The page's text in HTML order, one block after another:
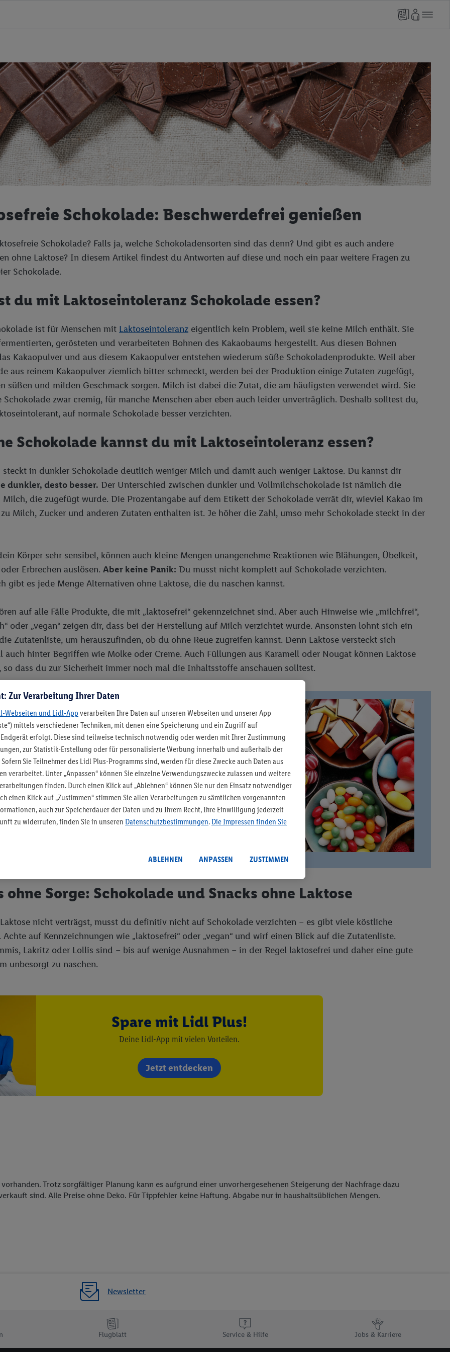
Schokolade: Beschwerdefrei genießen
Schokolade? Falls ja, welche Schokoladensorten sind das denn? Und gibt es auch andere
ohne Laktose? In diesem Artikel findest du Antworten auf diese und noch ein paar weitere Fragen zu
Schokolade.
du mit Laktoseintoleranz Schokolade essen?
ist für Menschen mit Laktoseintoleranz eigentlich kein Problem, weil sie keine Milch enthält. Sie
gerösteten und verarbeiteten Bohnen des Kakaobaums hergestellt. Aus diesen Bohnen
Kakaopulver und aus diesem Kakaopulver entstehen wiederum süße Schokoladenprodukte. Weil aber
aus reinem Kakaopulver ziemlich bitter schmeckt, werden bei der Produktion einige Zutaten zugefügt,
süßen und milden Geschmack sorgen. Milch ist dabei die Zutat, die am häufigsten verwendet wird. Sie
Schokolade zwar cremig, für manche Menschen aber eben auch leider unverträglich. Deshalb solltest du,
auf normale Schokolade besser verzichten.
Schokolade kannst du mit Laktoseintoleranz essen?
in dunkler Schokolade deutlich weniger Milch und damit auch weniger Laktose. Du kannst dir
dunkler, desto besser. Der Unterschied zwischen dunkler und Vollmilchschokolade ist nämlich die
Milch, die zugefügt wurde. Die Prozentangabe auf dem Etikett der Schokolade verrät dir, wieviel Kakao im
Milch, Zucker und anderen Zutaten enthalten ist. Je höher die Zahl, umso mehr Schokolade steckt in der
Körper sehr sensibel, können auch kleine Mengen unangenehme Reaktionen wie Blähungen, Übelkeit,
Erbrechen auslösen. Aber keine Panik: Du musst nicht komplett auf Schokolade verzichten.
gibt es jede Menge Alternativen ohne Laktose, die du naschen kannst.
auf alle Fälle Produkte, die mit „laktosefrei“ gekennzeichnet sind. Aber auch Hinweise wie „milchfrei“,
oder „vegan“ zeigen dir, dass bei der Herstellung auf Milch verzichtet wurde. Ansonsten lohnt sich ein
Zutatenliste, um herauszufinden, ob du ohne Reue zugreifen kannst. Denn Laktose versteckt sich
auch hinter Begriffen wie Molke oder Creme. Auch Füllungen aus Karamell oder Nougat können Laktose
so dass du zur Sicherheit immer noch mal die Inhaltsstoffe anschauen solltest.
Süßigkeiten steckt keine Laktose?
Schokolade mal abgesehen, gibt es noch
Süßigkeiten ohne Laktose. Dazu gehören zum
Lakritz oder Lollis(es gibt auch
Sorten mit Laktose, am besten Zutatenliste prüfen).
aber auch einige laktosefreier Snacks kaufen, die
schmecken und die du auch mit einer
naschen darfst. Ob mit knackigen Nüssen
Füllung – viele gibt es mittlerweile ohne
ohne Sorge: Schokolade und Snacks ohne Laktose
nicht verträgst, musst du definitiv nicht auf Schokolade verzichten – es gibt viele köstliche
Achte auf Kennzeichnungen wie „laktosefrei“ oder „vegan“ und wirf einen Blick auf die Zutatenliste.
Lakritz oder Lollis sind – bis auf wenige Ausnahmen – in der Regel laktosefrei und daher eine gute
unbesorgt zu naschen.
Spare mit Lidl Plus!
Deine Lidl-App mit vielen Vorteilen.
Jetzt entdecken
Trotz sorgfältiger Planung kann es aufgrund einer unvorhergesehenen Steigerung der Nachfrage dazu
sind. Alle Preise ohne Deko. Für Tippfehler keine Haftung. Abgabe nur in haushaltsüblichen Mengen.
Newsletter
Flugblatt Service & Hilfe Jobs & Karriere
Zur Verarbeitung Ihrer Daten
Webseiten und Lidl-App verarbeiten Ihre Daten auf unseren Webseiten und unserer App
mittels verschiedener Techniken, mit denen eine Speicherung und ein Zugriff auf
erfolgt. Diese sind teilweise technisch notwendig oder werden mit Ihrer Zustimmung
zur Statistik-Erstellung oder für personalisierte Werbung innerhalb und außerhalb der
Sie Teilnehmer des Lidl Plus-Programms sind, werden für diese Zwecke auch Daten aus
verarbeitet. Unter „Anpassen“ können Sie einzelne Verwendungszwecke zulassen und weitere
finden. Durch einen Klick auf „Ablehnen“ können Sie nur den Einsatz notwendiger
einen Klick auf „Zustimmen“ stimmen Sie allen Verarbeitungen zu sämtlichen vorgenannten
auch zur Speicherdauer der Daten und zu Ihrem Recht, Ihre Einwilligung jederzeit
zu widerrufen, finden Sie in unseren Datenschutzbestimmungen.Die Impressen finden Sie
ABLEHNEN ANPASSEN ZUSTIMMEN